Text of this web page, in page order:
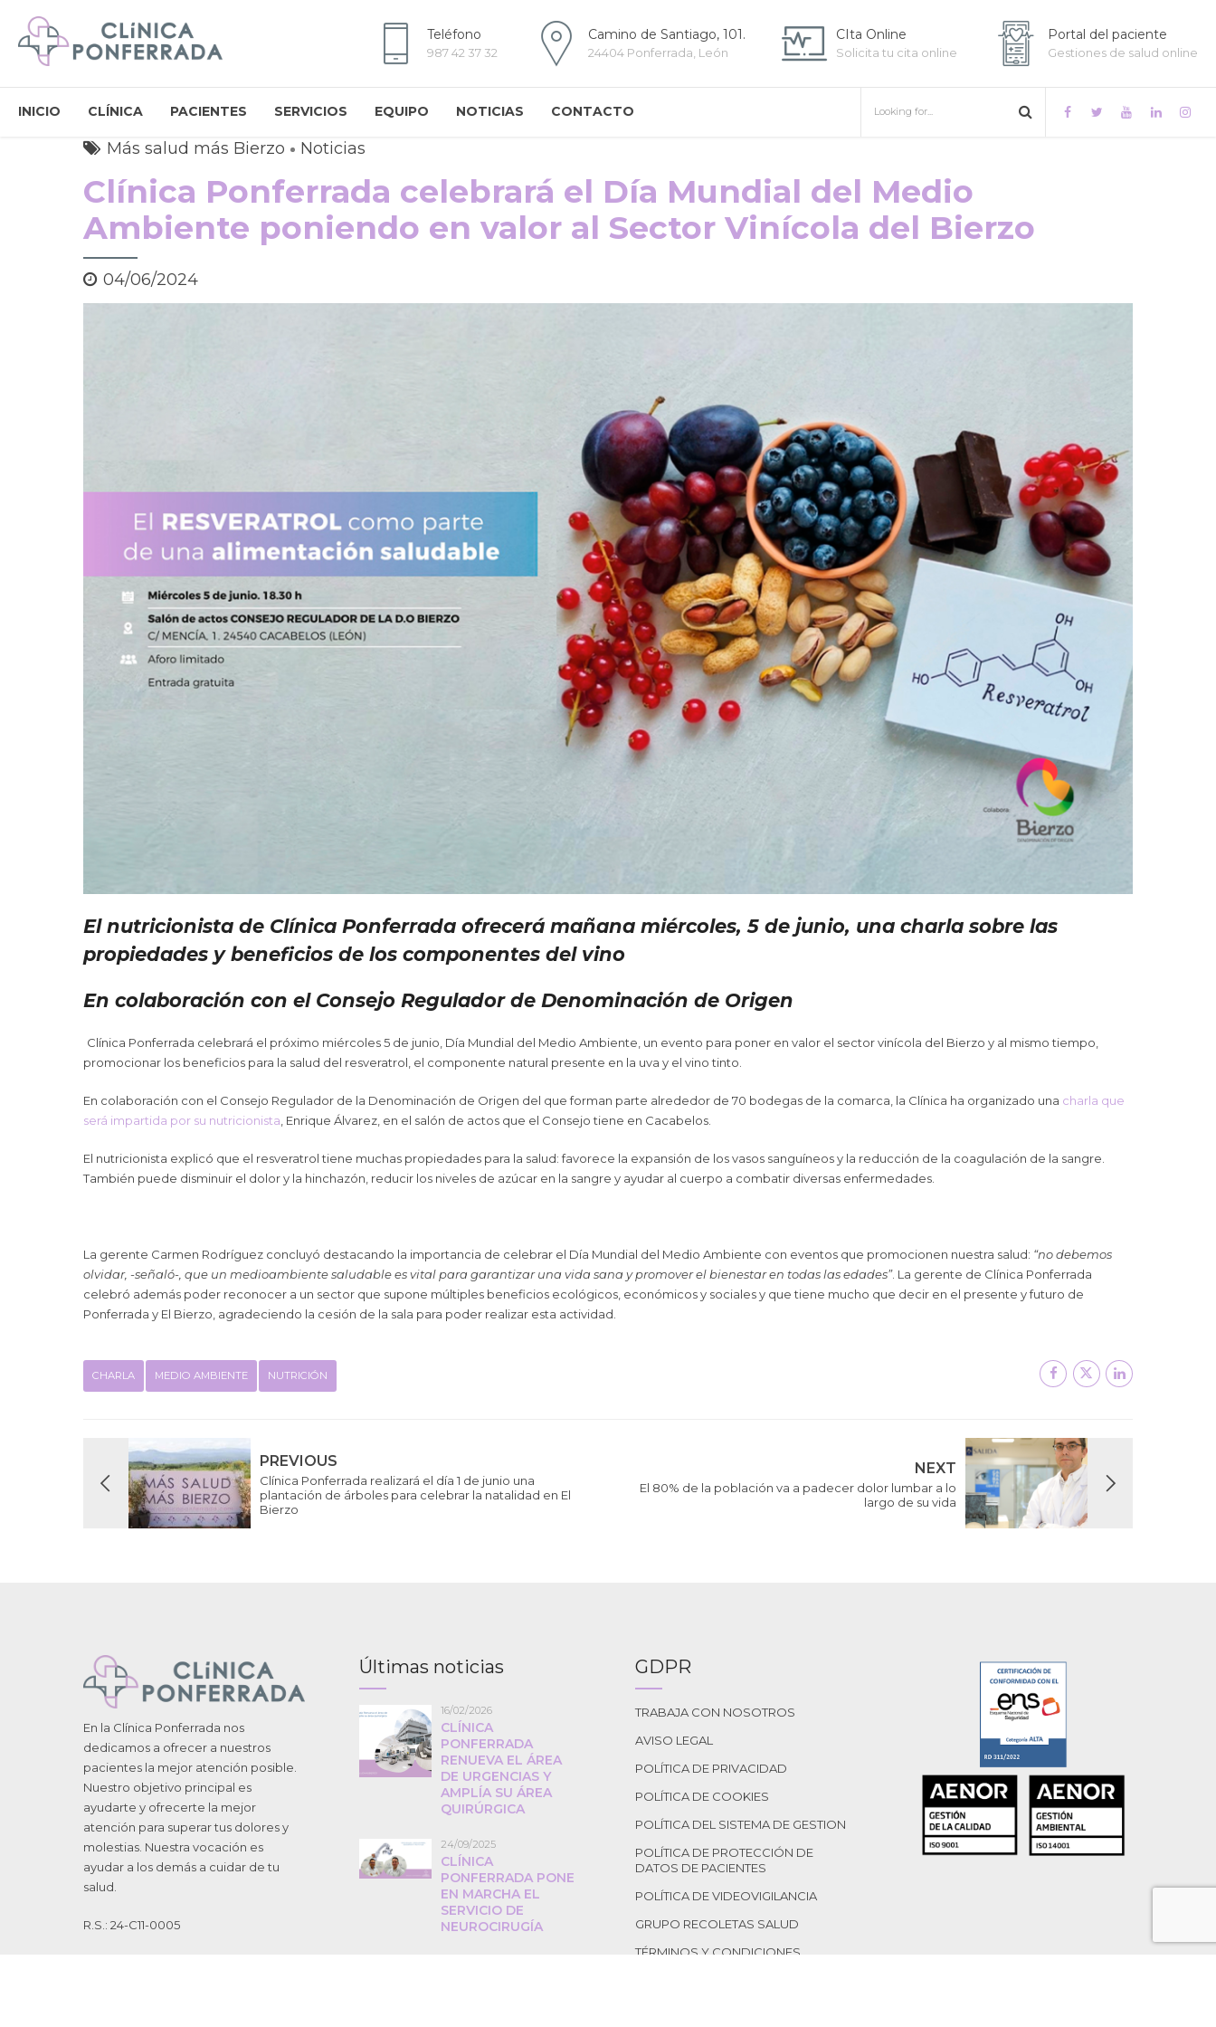
Teléfono
987 42 37 32
Camino de Santiago, 101.
24404 Ponferrada, León
CIta Online
Solicita tu cita online
Portal del paciente
Gestiones de salud online
INICIO CLÍNICA PACIENTES SERVICIOS EQUIPO NOTICIAS CONTACTO
Más salud más Bierzo Noticias
Clínica Ponferrada celebrará el Día Mundial del Medio
Ambiente poniendo en valor al Sector Vinícola del Bierzo
04/06/2024
El nutricionista de Clínica Ponferrada ofrecerá mañana miércoles, 5 de junio, una charla sobre las
propiedades y beneficios de los componentes del vino
En colaboración con el Consejo Regulador de Denominación de Origen
Clínica Ponferrada celebrará el próximo miércoles 5 de junio, Día Mundial del Medio Ambiente, un evento para poner en valor el sector vinícola del Bierzo y al mismo tiempo,
promocionar los beneficios para la salud del resveratrol, el componente natural presente en la uva y el vino tinto.
En colaboración con el Consejo Regulador de la Denominación de Origen del que forman parte alrededor de 70 bodegas de la comarca, la Clínica ha organizado una charla que
será impartida por su nutricionista , Enrique Álvarez, en el salón de actos que el Consejo tiene en Cacabelos.
El nutricionista explicó que el resveratrol tiene muchas propiedades para la salud: favorece la expansión de los vasos sanguíneos y la reducción de la coagulación de la sangre.
También puede disminuir el dolor y la hinchazón, reducir los niveles de azúcar en la sangre y ayudar al cuerpo a combatir diversas enfermedades.
La gerente Carmen Rodríguez concluyó destacando la importancia de celebrar el Día Mundial del Medio Ambiente con eventos que promocionen nuestra salud: “no debemos
olvidar, -señaló-, que un medioambiente saludable es vital para garantizar una vida sana y promover el bienestar en todas las edades”. La gerente de Clínica Ponferrada
celebró además poder reconocer a un sector que supone múltiples beneficios ecológicos, económicos y sociales y que tiene mucho que decir en el presente y futuro de
Ponferrada y El Bierzo, agradeciendo la cesión de la sala para poder realizar esta actividad.
CHARLA MEDIO AMBIENTE NUTRICIÓN
PREVIOUS
Clínica Ponferrada realizará el día 1 de junio una
plantación de árboles para celebrar la natalidad en El
Bierzo
NEXT
El 80% de la población va a padecer dolor lumbar a lo
largo de su vida
En la Clínica Ponferrada nos
dedicamos a ofrecer a nuestros
pacientes la mejor atención posible.
Nuestro objetivo principal es
ayudarte y ofrecerte la mejor
atención para superar tus dolores y
molestias. Nuestra vocación es
ayudar a los demás a cuidar de tu
salud.
R.S.: 24-C11-0005
Últimas noticias
16/02/2026
CLÍNICA
PONFERRADA
RENUEVA EL ÁREA
DE URGENCIAS Y
AMPLÍA SU ÁREA
QUIRÚRGICA
24/09/2025
CLÍNICA
PONFERRADA PONE
EN MARCHA EL
SERVICIO DE
NEUROCIRUGÍA
GDPR
TRABAJA CON NOSOTROS
AVISO LEGAL
POLÍTICA DE PRIVACIDAD
POLÍTICA DE COOKIES
POLÍTICA DEL SISTEMA DE GESTION
POLÍTICA DE PROTECCIÓN DE
DATOS DE PACIENTES
POLÍTICA DE VIDEOVIGILANCIA
GRUPO RECOLETAS SALUD
TÉRMINOS Y CONDICIONES